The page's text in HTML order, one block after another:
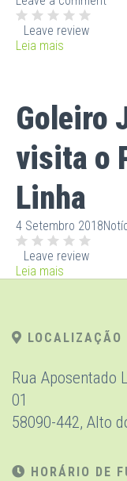
Leave review
Leia mais
Goleiro
visita o
Linha
4 Setembro 2018
Leave review
Leia mais
LOCALIZAÇÃO
Rua Aposentado
01
58090-442, Alto
HORÁRIO DE